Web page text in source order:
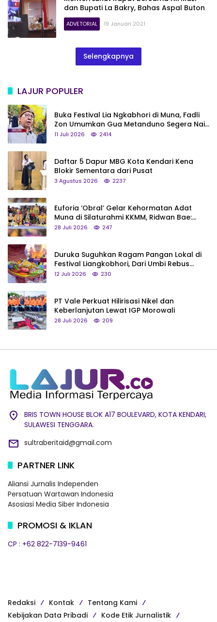
dan Bupati La Bakry, Bahas Aspal Buton
ADVETORIAL 19 Januari 2021
Selengkapnya
LAJUR POPULER
Buka Festival Lia Ngkabhori di Muna, Fadli
Zon Umumkan Gua Metanduno Segera Naik
Status Jadi Cagar Budaya Nasional
11 Juli 2026 2414
Daftar 5 Dapur MBG Kota Kendari Kena
Blokir Sementara dari Pusat
3 Agustus 2026 2237
Euforia ‘Obral’ Gelar Kehormatan Adat
Muna di Silaturahmi KKMM, Ridwan Bae:
Saya Bukan Tipe Begitu, Belum Pantas!
28 Juli 2026 247
Duruka Suguhkan Ragam Pangan Lokal di
Festival Liangkobhori, Dari Umbi Rebus
hingga Tumpeng Beras Muna
12 Juli 2026 230
PT Vale Perkuat Hilirisasi Nikel dan
Keberlanjutan Lewat IGP Morowali
28 Juli 2026 209
BRIS TOWN HOUSE BLOK A17 BOULEVARD, KOTA KENDARI,
SULAWESI TENGGARA.
sultraberitaid@gmail.com
PARTNER LINK
Aliansi Jurnalis Independen
Persatuan Wartawan Indonesia
Asosiasi Media Siber Indonesia
PROMOSI & IKLAN
CP : +62 822-7139-9461
Redaksi Kontak
Tentang Kami
Kebijakan Data Pribadi
Kode Etik Jurnalistik